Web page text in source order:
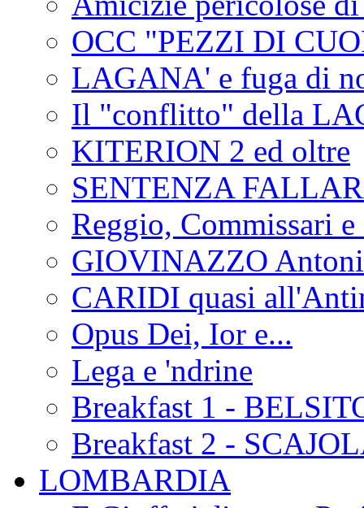
OCC "PEZZI DI
LAGANA' e fuga di
Il "conflitto" della
KITERION 2 ed oltre
SENTENZA
Reggio, Commissari
GIOVINAZZO
CARIDI quasi
Opus Dei, Ior e...
Lega e 'ndrine
Breakfast 1 -
Breakfast 2 -
LOMBARDIA